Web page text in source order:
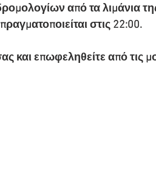
από τα λιμάνια
στις 22:00.
και επωφεληθείτε από τις